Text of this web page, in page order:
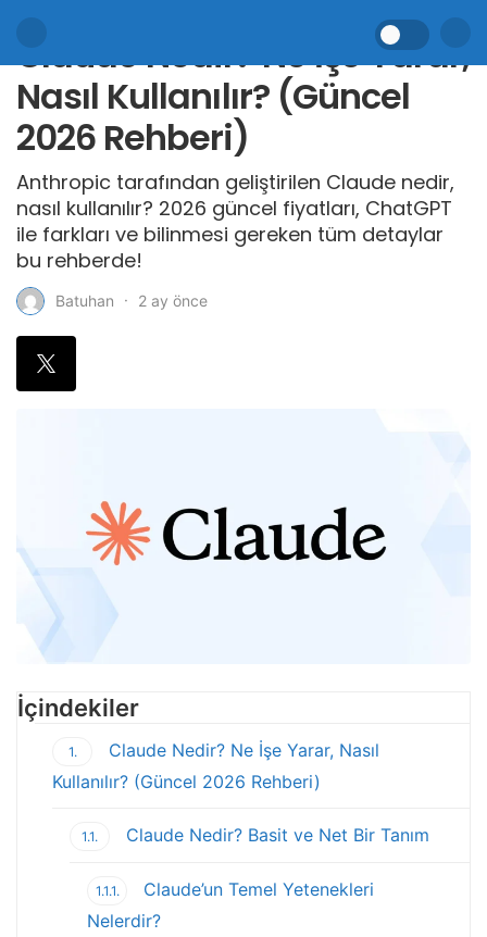
Claude Nedir? Ne İşe Yarar,
Nasıl Kullanılır? (Güncel
2026 Rehberi)
Anthropic tarafından geliştirilen Claude nedir,
nasıl kullanılır? 2026 güncel fiyatları, ChatGPT
ile farkları ve bilinmesi gereken tüm detaylar
bu rehberde!
Batuhan 2 ay önce
İçindekiler
1.
Claude Nedir? Ne İşe Yarar, Nasıl
Kullanılır? (Güncel 2026 Rehberi)
1.1. Claude Nedir? Basit ve Net Bir Tanım
1.1.1.
Claude’un Temel Yetenekleri
Nelerdir?